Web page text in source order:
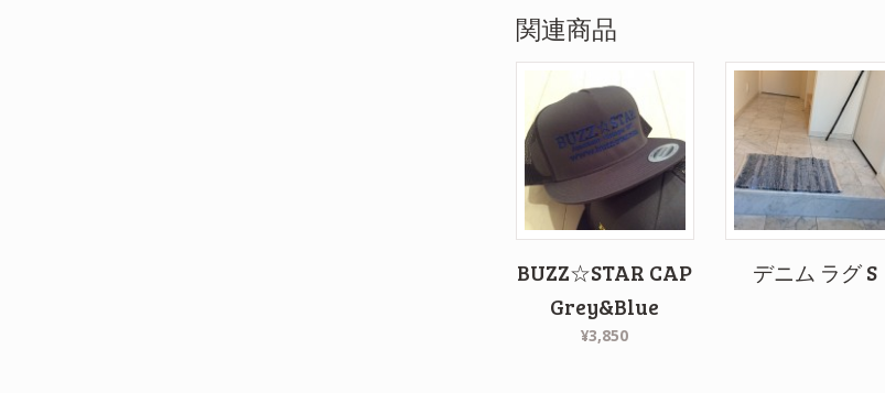
関連商品
BUZZ☆STAR CAP
Grey&Blue
¥3,850
デニム ラグ S